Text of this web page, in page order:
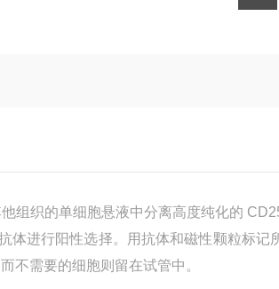
组织的单细胞悬液中分离高度纯化的
体进行阳性选择。用抗体和磁性颗粒标记
不需要的细胞则留在试管中。